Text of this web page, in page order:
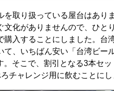
取り扱っている屋台はあり
文化がありませんので、ひと
購入することにしました。台
て、いちばん安い「台湾ビー
そこで、割引となる3本セッ
チャレンジ用に飲むことにし